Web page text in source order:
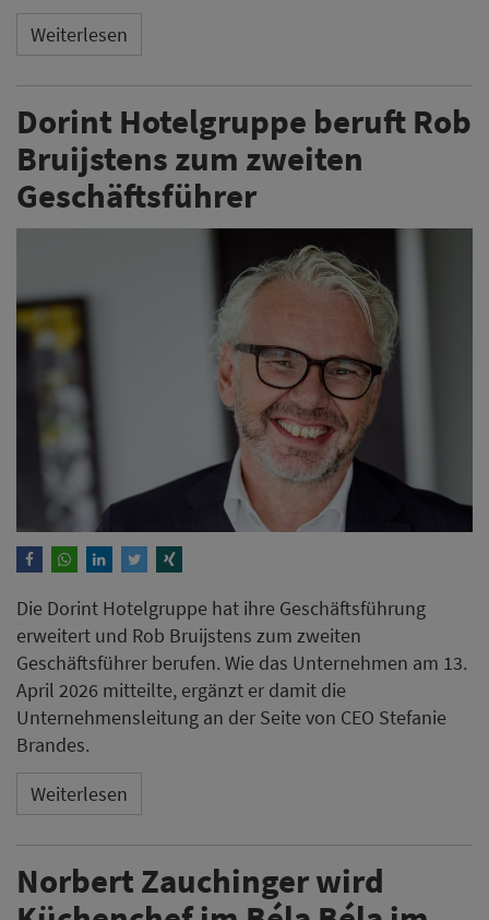
Weiterlesen
Dorint Hotelgruppe beruft Rob
Bruijstens zum zweiten
Geschäftsführer
Die Dorint Hotelgruppe hat ihre Geschäftsführung
erweitert und Rob Bruijstens zum zweiten
Geschäftsführer berufen. Wie das Unternehmen am 13.
April 2026 mitteilte, ergänzt er damit die
Unternehmensleitung an der Seite von CEO Stefanie
Brandes.
Weiterlesen
Norbert Zauchinger wird